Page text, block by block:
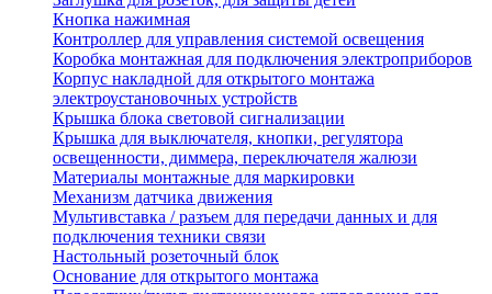
Кнопка нажимная
Контроллер для управления системой освещения
Коробка монтажная для подключения электроприборов
Корпус накладной для открытого монтажа
электроустановочных устройств
Крышка блока световой сигнализации
Крышка для выключателя, кнопки, регулятора
освещенности, диммера, переключателя жалюзи
Материалы монтажные для маркировки
Механизм датчика движения
Мультивставка / разъем для передачи данных и для
подключения техники связи
Настольный розеточный блок
Основание для открытого монтажа